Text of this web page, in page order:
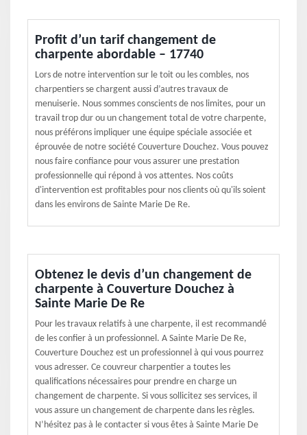
Profit d’un tarif changement de
charpente abordable – 17740
Lors de notre intervention sur le toit ou les combles, nos
charpentiers se chargent aussi d’autres travaux de
menuiserie. Nous sommes conscients de nos limites, pour un
travail trop dur ou un changement total de votre charpente,
nous préférons impliquer une équipe spéciale associée et
éprouvée de notre société Couverture Douchez. Vous pouvez
nous faire confiance pour vous assurer une prestation
professionnelle qui répond à vos attentes. Nos coûts
d'intervention est profitables pour nos clients où qu'ils soient
dans les environs de Sainte Marie De Re.
Obtenez le devis d’un changement de
charpente à Couverture Douchez à
Sainte Marie De Re
Pour les travaux relatifs à une charpente, il est recommandé
de les confier à un professionnel. A Sainte Marie De Re,
Couverture Douchez est un professionnel à qui vous pourrez
vous adresser. Ce couvreur charpentier a toutes les
qualifications nécessaires pour prendre en charge un
changement de charpente. Si vous sollicitez ses services, il
vous assure un changement de charpente dans les règles.
N’hésitez pas à le contacter si vous êtes à Sainte Marie De